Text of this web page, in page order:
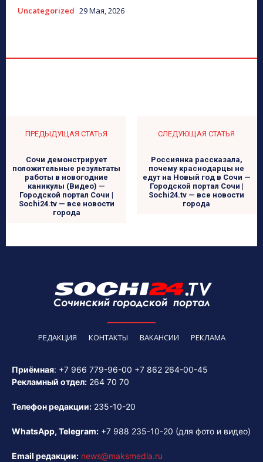
Uncategorized 29 Мая, 2026
ПРЕДЫДУЩАЯ СТАТЬЯ
Сочи демонстрирует
положительные результаты
работы в новогодние
каникулы (Видео) —
Городской портал Сочи |
Sochi24.tv — все новости
города
СЛЕДУЮЩАЯ СТАТЬЯ
Россиянка рассказала,
почему краснодарцы не
едут на Новый год в Сочи —
Городской портал Сочи |
Sochi24.tv — все новости
города
РЕДАКЦИЯ КОНТАКТЫ ВАКАНСИИ РЕКЛАМА
Приёмная: +7 966 779-96-00 +7 862 264-00-45
Рекламный отдел: 264 70 70
Телефон редакции: 235-10-20
WhatsApp, Telegram: +7 988 235-10-20 (для фото и видео)
Email редакции: news@maksmedia.ru